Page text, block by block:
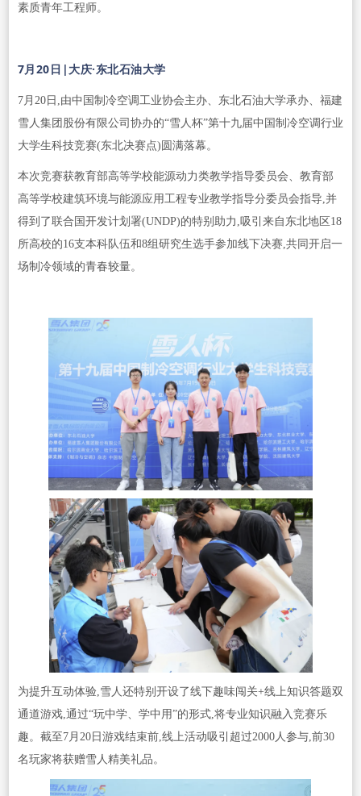
素质青年工程师。
7月20日|大庆·东北石油大学
7月20日,由中国制冷空调工业协会主办、东北石油大学承办、福建
雪人集团股份有限公司协办的“雪人杯”第十九届中国制冷空调行业
大学生科技竞赛(东北决赛点)圆满落幕。
本次竞赛获教育部高等学校能源动力类教学指导委员会、教育部
高等学校建筑环境与能源应用工程专业教学指导分委员会指导,并
得到了联合国开发计划署(UNDP)的特别助力,吸引来自东北地区18
所高校的16支本科队伍和8组研究生选手参加线下决赛,共同开启一
场制冷领域的青春较量。
为提升互动体验,雪人还特别开设了线下趣味闯关+线上知识答题双
通道游戏,通过“玩中学、学中用”的形式,将专业知识融入竞赛乐
趣。截至7月20日游戏结束前,线上活动吸引超过2000人参与,前30
名玩家将获赠雪人精美礼品。